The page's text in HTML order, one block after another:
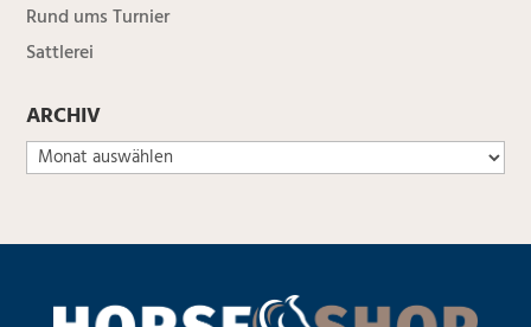
Rund ums Turnier
Sattlerei
ARCHIV